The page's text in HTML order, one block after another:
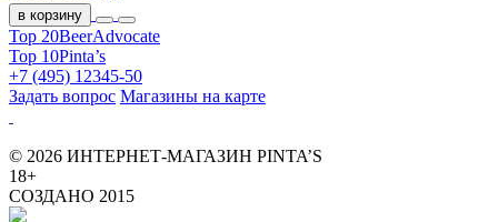
в корзину
Top 20BeerAdvocate
Top 10Pinta’s
+7 (495) 12345-50
Задать вопрос Магазины на карте
© 2026 ИНТЕРНЕТ-МАГАЗИН PINTA’S
18+
СОЗДАНО 2015